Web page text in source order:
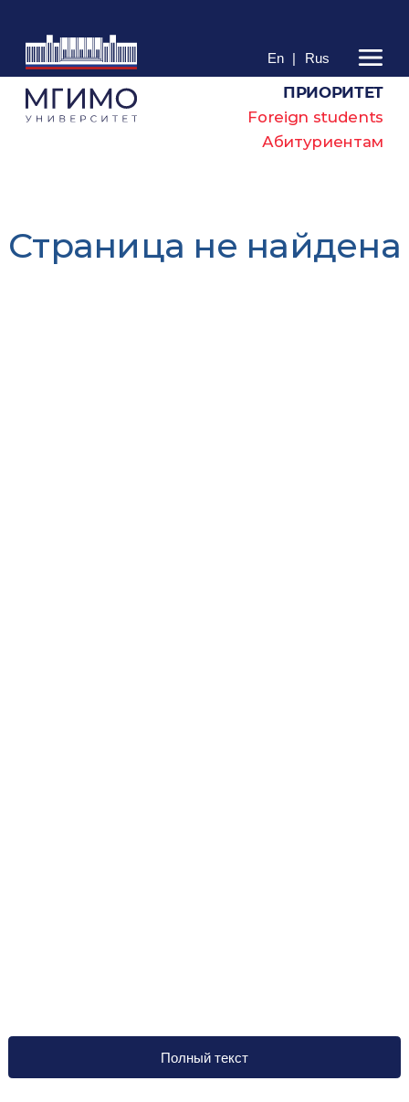
En | Rus
ПРИОРИТЕТ
Foreign students
Абитуриентам
Cтраница не найдена
Полный текст